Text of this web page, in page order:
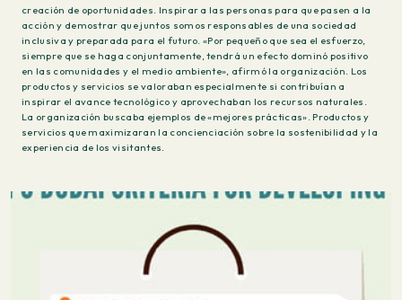
creación de oportunidades. Inspirar a las personas para que pasen a la
acción y demostrar que juntos somos responsables de una sociedad
inclusiva y preparada para el futuro. «Por pequeño que sea el esfuerzo,
siempre que se haga conjuntamente, tendrá un efecto dominó positivo
en las comunidades y el medio ambiente», afirmó la organización. Los
productos y servicios se valoraban especialmente si contribuían a
inspirar el avance tecnológico y aprovechaban los recursos naturales.
La organización buscaba ejemplos de «mejores prácticas». Productos y
servicios que maximizaran la concienciación sobre la sostenibilidad y la
experiencia de los visitantes.